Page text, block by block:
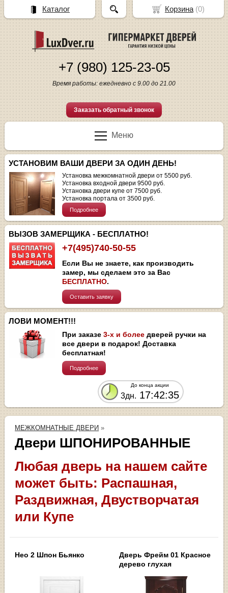
+7 (980) 125-23-05
Время работы: ежедневно с 9.00 до 21.00
Заказать обратный звонок
Меню
УСТАНОВИМ ВАШИ ДВЕРИ ЗА ОДИН ДЕНЬ!
Установка межкомнатной двери от 5500 руб.
Установка входной двери 9500 руб.
Установка двери купе от 7500 руб.
Установка портала от 3500 руб.
Подробнее
ВЫЗОВ ЗАМЕРЩИКА - БЕСПЛАТНО!
+7(495)740-50-55
Если Вы не знаете, как производить
замер, мы сделаем это за Вас
БЕСПЛАТНО.
Оставить заявку
ЛОВИ МОМЕНТ!!!
При заказе3-х и более дверей ручки на
все двери в подарок! Доставка
бесплатная!
Подробнее
До конца акции
3дн. 17:42:34
МЕЖКОМНАТНЫЕ ДВЕРИ »
Двери ШПОНИРОВАННЫЕ
Любая дверь на нашем сайте
может быть: Распашная,
Раздвижная, Двустворчатая
или Купе
Нео 2 Шпон Бьянко
Дверь Фрейм 01 Красное
дерево глухая
Корзина(0)
Каталог